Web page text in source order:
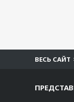
ВЕСЬ САЙТ